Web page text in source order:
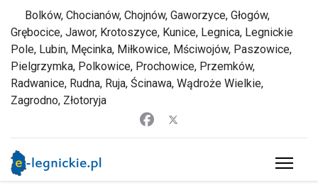
Bolków, Chocianów, Chojnów, Gaworzyce, Głogów,
Grębocice, Jawor, Krotoszyce, Kunice, Legnica, Legnickie
Pole, Lubin, Męcinka, Miłkowice, Mściwojów, Paszowice,
Pielgrzymka, Polkowice, Prochowice, Przemków,
Radwanice, Rudna, Ruja, Ścinawa, Wądroże Wielkie,
Zagrodno, Złotoryja